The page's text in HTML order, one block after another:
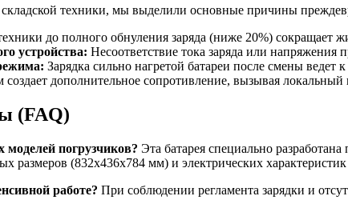
техники, мы выделили основные причины
до полного обнуления заряда (ниже 20%) сокращает
устройства: Несоответствие тока заряда или
Зарядка сильно нагретой батареи после смены ведет
дополнительное сопротивление, вызывая локальный
(FAQ)
моделей погрузчиков? Эта батарея специально
размеров (832x436x784 мм) и электрических
работе? При соблюдении регламента зарядки и